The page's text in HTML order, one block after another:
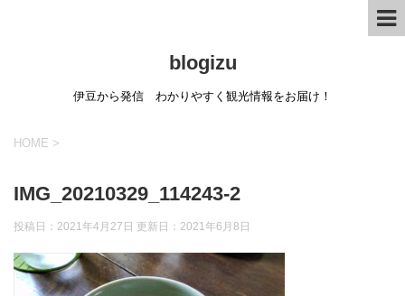
blogizu
伊豆から発信 わかりやすく観光情報をお届け！
HOME >
IMG_20210329_114243-2
投稿日：2021年4月27日 更新日： 2021年6月8日